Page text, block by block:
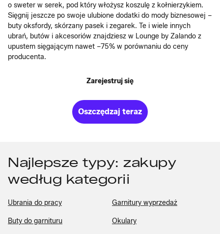
o sweter w serek, pod który włożysz koszulę z kołnierzykiem.
Sięgnij jeszcze po swoje ulubione dodatki do mody biznesowej –
buty oksfordy, skórzany pasek i zegarek. Te i wiele innych
ubrań, butów i akcesoriów znajdziesz w Lounge by Zalando z
upustem sięgającym nawet –75% w porównaniu do ceny
producenta.
Zarejestruj się
Oszczędzaj teraz
Najlepsze typy: zakupy
według kategorii
Ubrania do pracy Garnitury wyprzedaż
Buty do garnituru Okulary